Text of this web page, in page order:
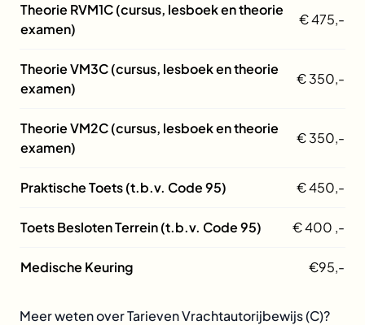
Theorie RVM1C (cursus, lesboek en theorie
examen)
€ 475,-
Theorie VM3C (cursus, lesboek en theorie
examen)
€ 350,-
Theorie VM2C (cursus, lesboek en theorie
examen)
€ 350,-
Praktische Toets (t.b.v. Code 95) € 450,-
Toets Besloten Terrein (t.b.v. Code 95) € 400 ,-
Medische Keuring €95,-
Meer weten over Tarieven Vrachtautorijbewijs (C)?